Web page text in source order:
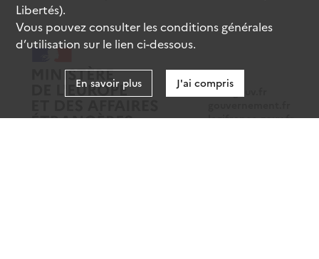
data.gouv.fr
legifrance.gouv.fr
Libertés).
Vous pouvez consulter les conditions générales
d’utilisation sur le lien ci-dessous.
En savoir plus J'ai compris